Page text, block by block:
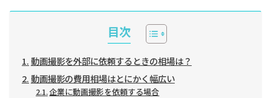
目次
動画撮影を外部に依頼するときの相場は？
動画撮影の費用相場はとにかく幅広い
企業に動画撮影を依頼する場合